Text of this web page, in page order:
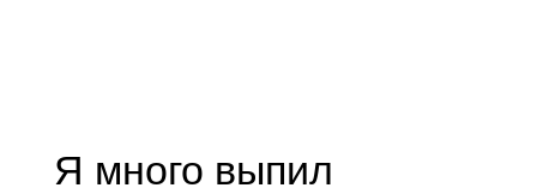
Я много выпил